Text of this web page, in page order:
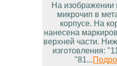
На изображении
микрочип в
корпусе. На
нанесена
верхней части.
изготовления:
"81...